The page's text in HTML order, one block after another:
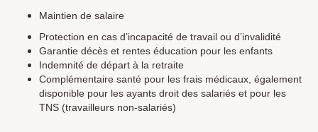
Maintien de salaire
Protection en cas d’incapacité de travail ou d’invalidité
Garantie décès et rentes éducation pour les enfants
Indemnité de départ à la retraite
Complémentaire santé pour les frais médicaux, également
disponible pour les ayants droit des salariés et pour les
TNS (travailleurs non-salariés)